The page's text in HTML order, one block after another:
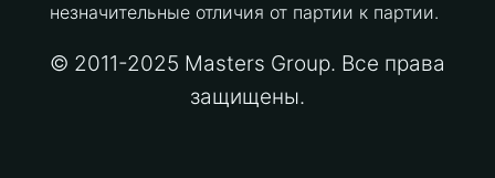
незначительные отличия от партии к партии.
© 2011-2025 Masters Group. Все права
защищены.